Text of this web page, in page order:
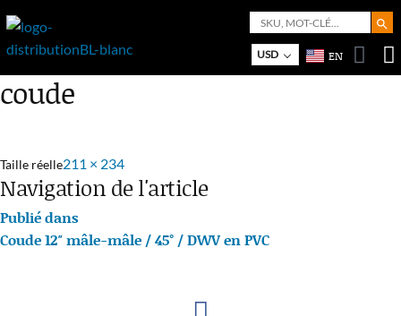
Search
for:
Search
USD EN
coude
Taille réelle211 × 234
Navigation de l'article
Publié dans
Coude 12″ mâle-mâle / 45° / DWV en PVC